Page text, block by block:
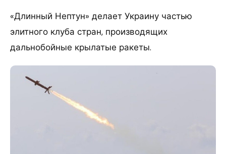
«Длинный Нептун» делает Украину частью
элитного клуба стран, производящих
дальнобойные крылатые ракеты.